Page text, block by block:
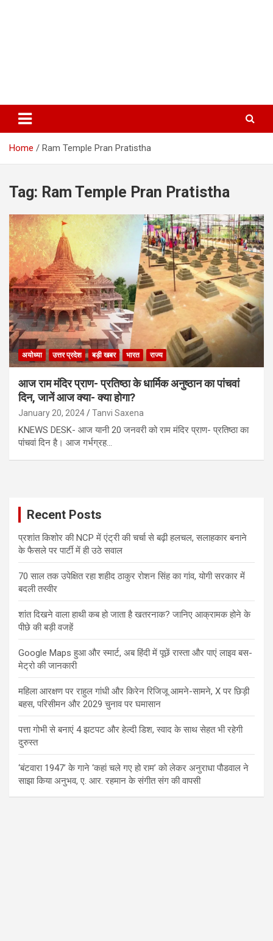
Home Ram Temple Pran Pratistha
Tag: Ram Temple Pran Pratistha
अयोध्या उत्तर प्रदेश बड़ी खबर भारत राज्य
आज राम मंदिर प्राण- प्रतिष्ठा के धार्मिक अनुष्ठान का पांचवां
दिन, जानें आज क्या- क्या होगा?
January 20, 2024 Tanvi Saxena
KNEWS DESK- आज यानी 20 जनवरी को राम मंदिर प्राण- प्रतिष्ठा का
पांचवां दिन है। आज गर्भग्रह…
Recent Posts
प्रशांत किशोर की NCP में एंट्री की चर्चा से बढ़ी हलचल, सलाहकार बनाने
के फैसले पर पार्टी में ही उठे सवाल
70 साल तक उपेक्षित रहा शहीद ठाकुर रोशन सिंह का गांव, योगी सरकार में
बदली तस्वीर
शांत दिखने वाला हाथी कब हो जाता है खतरनाक? जानिए आक्रामक होने के
पीछे की बड़ी वजहें
Google Maps हुआ और स्मार्ट, अब हिंदी में पूछें रास्ता और पाएं लाइव बस-
मेट्रो की जानकारी
महिला आरक्षण पर राहुल गांधी और किरेन रिजिजू आमने-सामने, X पर छिड़ी
बहस, परिसीमन और 2029 चुनाव पर घमासान
पत्ता गोभी से बनाएं 4 झटपट और हेल्दी डिश, स्वाद के साथ सेहत भी रहेगी
दुरुस्त
‘बंटवारा 1947’ के गाने ‘कहां चले गए हो राम’ को लेकर अनुराधा पौडवाल ने
साझा किया अनुभव, ए. आर. रहमान के संगीत संग की वापसी